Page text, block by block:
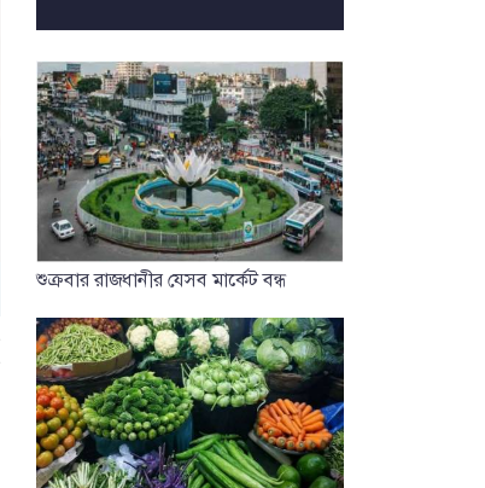
শুক্রবার রাজধানীর যেসব মার্কেট বন্ধ